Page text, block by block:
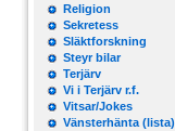
Religion
Sekretess
Släktforskning
Steyr bilar
Terjärv
Vi i Terjärv r.f.
Vitsar/Jokes
Vänsterhänta (lista)